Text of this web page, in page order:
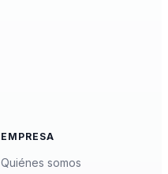
EMPRESA
Quiénes somos